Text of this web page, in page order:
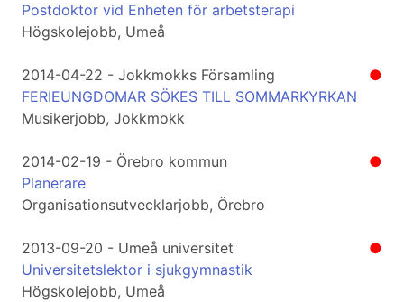
Postdoktor vid Enheten för arbetsterapi
Högskolejobb, Umeå
●
2014-04-22 - Jokkmokks Församling
FERIEUNGDOMAR SÖKES TILL SOMMARKYRKAN
Musikerjobb, Jokkmokk
●
2014-02-19 - Örebro kommun
Planerare
Organisationsutvecklarjobb, Örebro
●
2013-09-20 - Umeå universitet
Universitetslektor i sjukgymnastik
Högskolejobb, Umeå